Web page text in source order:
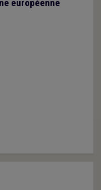
européenne